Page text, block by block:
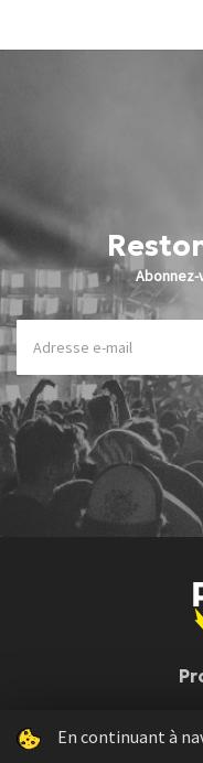
Pozzo Live © 2026 |
En continuant à